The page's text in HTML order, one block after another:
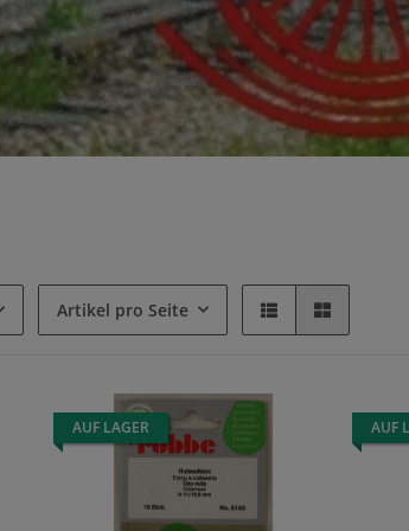
Artikel pro Seite
AUF LAGER AUF